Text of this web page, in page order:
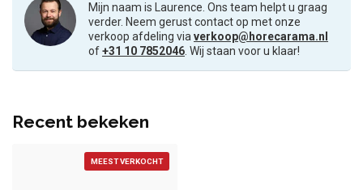
Mijn naam is Laurence. Ons team helpt u graag
verder. Neem gerust contact op met onze
verkoop afdeling viaverkoop@horecarama.nl
of+31 10 7852046. Wij staan voor u klaar!
Recent bekeken
MEEST VERKOCHT